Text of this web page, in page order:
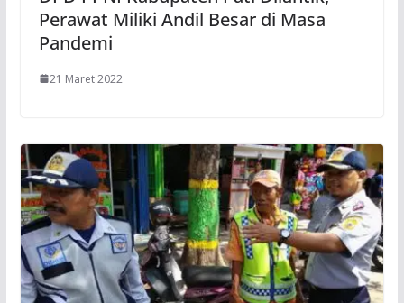
Perawat Miliki Andil Besar di Masa
Pandemi
21 Maret 2022